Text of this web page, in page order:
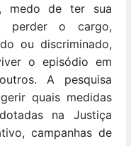
medo de ter sua
perder o cargo,
ou discriminado,
o episódio em
A pesquisa
quais medidas
na Justiça
campanhas de